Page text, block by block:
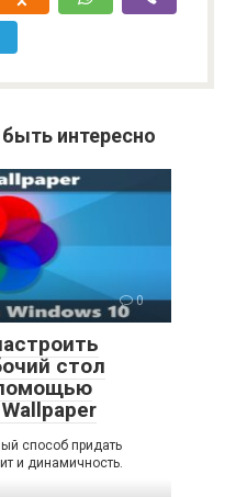
интересно
0
стол
способ придать
и динамичность.